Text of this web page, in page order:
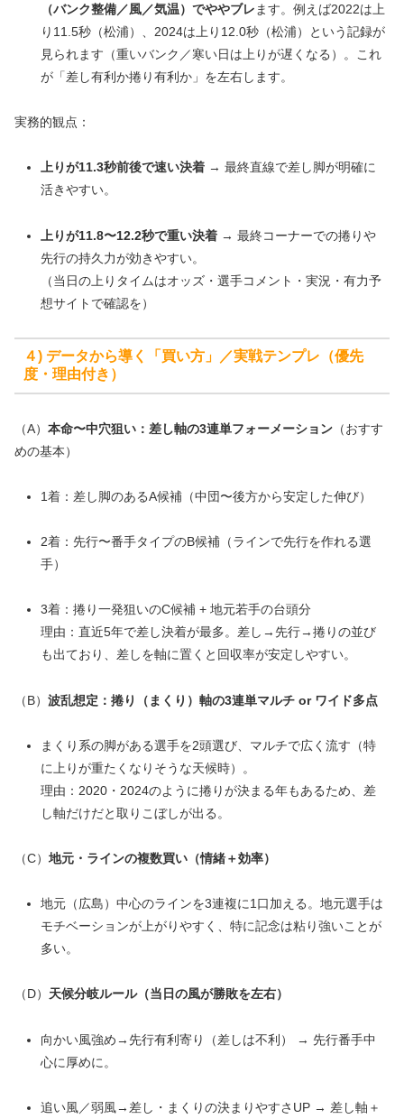
（バンク整備／風／気温）でややブレ ます。例えば2022は上
り11.5秒（松浦）、2024は上り12.0秒（松浦）という記録が
見られます（重いバンク／寒い日は上りが遅くなる）。これ
が「差し有利か捲り有利か」を左右します。
実務的観点：
上りが11.3秒前後で速い決着→ 最終直線で差し脚が明確に
活きやすい。
上りが11.8〜12.2秒で重い決着→ 最終コーナーでの捲りや
先行の持久力が効きやすい。
（当日の上りタイムはオッズ・選手コメント・実況・有力予
想サイトで確認を）
４) データから導く「買い方」／実戦テンプレ（優先
度・理由付き）
（A） 本命〜中穴狙い：差し軸の3連単フォーメーション （おすす
めの基本）
1着：差し脚のあるA候補（中団〜後方から安定した伸び）
2着：先行〜番手タイプのB候補（ラインで先行を作れる選
手）
3着：捲り一発狙いのC候補 + 地元若手の台頭分
理由：直近5年で差し決着が最多。差し→先行→捲りの並び
も出ており、差しを軸に置くと回収率が安定しやすい。
（B） 波乱想定：捲り（まくり）軸の3連単マルチ or ワイド多点
まくり系の脚がある選手を2頭選び、マルチで広く流す（特
に上りが重たくなりそうな天候時）。
理由：2020・2024のように捲りが決まる年もあるため、差
し軸だけだと取りこぼしが出る。
（C） 地元・ラインの複数買い（情緒＋効率）
地元（広島）中心のラインを3連複に1口加える。地元選手は
モチベーションが上がりやすく、特に記念は粘り強いことが
多い。
（D） 天候分岐ルール（当日の風が勝敗を左右）
向かい風強め→先行有利寄り（差しは不利） → 先行番手中
心に厚めに。
追い風／弱風→差し・まくりの決まりやすさUP → 差し軸＋